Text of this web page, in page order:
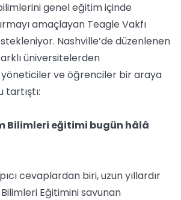
genel eğitim içinde
amaçlayan Teagle Vakfı
Nashville’de düzenlenen
üniversitelerden
ve öğrenciler bir araya
tartıştı:
Bilimleri eğitimi bugün hâlâ
cevaplardan biri, uzun yıllardır
Eğitimini savunan